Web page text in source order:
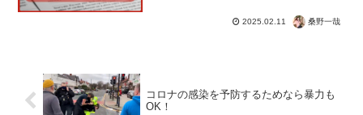
マスクによる調査で確定。世界を混乱に
おとしめて、人口を削減するための生物
2025.02.11 桑野一哉
コロナの感染を予防するためなら暴力も
OK！